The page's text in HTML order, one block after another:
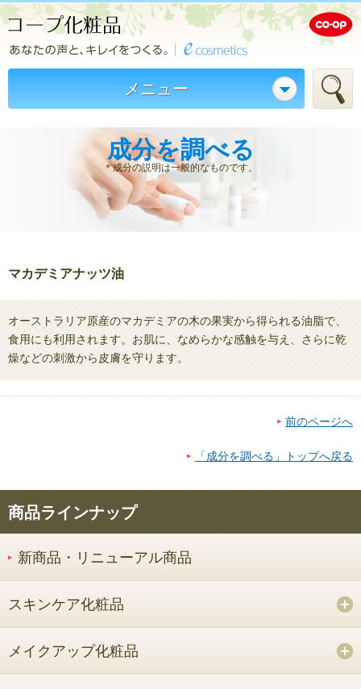
メニュー
成分を調べる
＊成分の説明は一般的なものです。
マカデミアナッツ油
オーストラリア原産のマカデミアの木の果実から得られる油脂で、
食用にも利用されます。お肌に、なめらかな感触を与え、さらに乾
燥などの刺激から皮膚を守ります。
前のページへ
「成分を調べる」トップへ戻る
商品ラインナップ
新商品・リニューアル商品
スキンケア化粧品
メイクアップ化粧品